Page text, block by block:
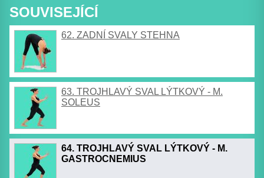
SOUVISEJÍCÍ
62. ZADNÍ SVALY STEHNA
63. TROJHLAVÝ SVAL LÝTKOVÝ - M.
SOLEUS
64. TROJHLAVÝ SVAL LÝTKOVÝ - M.
GASTROCNEMIUS